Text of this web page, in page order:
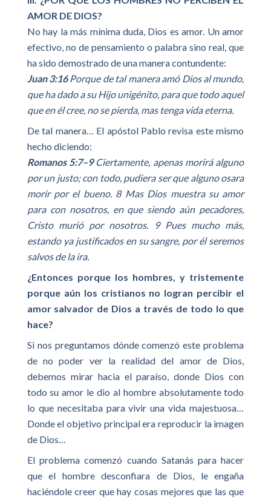
AMOR DE DIOS?
No hay la más mínima duda, Dios es amor. Un amor
efectivo, no de pensamiento o palabra sino real, que
ha sido demostrado de una manera contundente:
Juan 3:16 Porque de tal manera amó Dios al mundo,
que ha dado a su Hijo unigénito, para que todo aquel
que en él cree, no se pierda, mas tenga vida eterna.
De tal manera… El apóstol Pablo revisa este mismo
hecho diciendo:
Romanos 5:7–9 Ciertamente, apenas morirá alguno
por un justo; con todo, pudiera ser que alguno osara
morir por el bueno. 8 Mas Dios muestra su amor
para con nosotros, en que siendo aún pecadores,
Cristo murió por nosotros. 9 Pues mucho más,
estando ya justificados en su sangre, por él seremos
salvos de la ira.
¿Entonces porque los hombres, y tristemente
porque aún los cristianos no logran percibir el
amor salvador de Dios a través de todo lo que
hace?
Si nos preguntamos dónde comenzó este problema
de no poder ver la realidad del amor de Dios,
debemos mirar hacia el paraíso, donde Dios con
todo su amor le dio al hombre absolutamente todo
lo que necesitaba para vivir una vida majestuosa…
Donde el objetivo principal era reproducir la imagen
de Dios…
El problema comenzó cuando Satanás para hacer
que el hombre desconfiara de Dios, le engaña
haciéndole creer que hay cosas mejores que las que